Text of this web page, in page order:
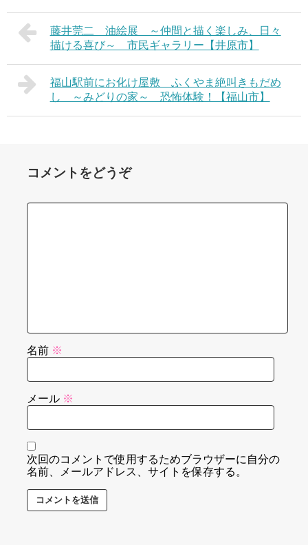
藤井莞二 油絵展 ～仲間と描く楽しみ、日々
描ける喜び～ 市民ギャラリー【井原市】
福山駅前にお化け屋敷 ふくやま絶叫きもだめ
し ～みどりの家～ 恐怖体験！【福山市】
コメントをどうぞ
名前 ※
メール ※
次回のコメントで使用するためブラウザーに自分の
名前、メールアドレス、サイトを保存する。